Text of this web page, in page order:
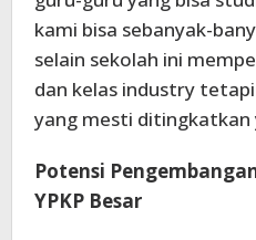
kami bisa sebanyak-
selain sekolah ini
dan kelas industry
yang mesti ditingkatkan
Potensi
YPKP Besar